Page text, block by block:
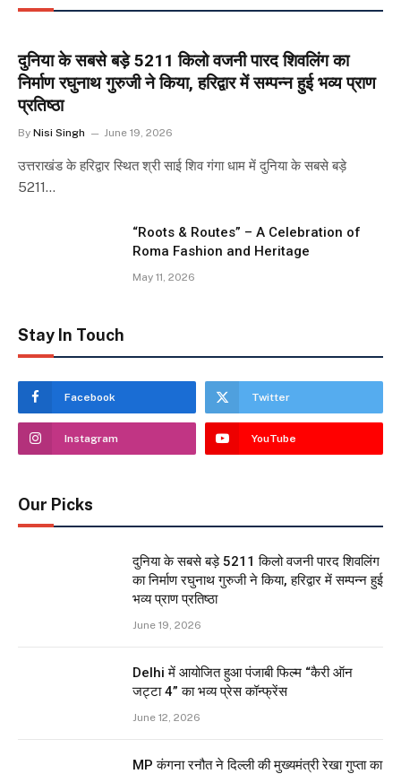
दुनिया के सबसे बड़े 5211 किलो वजनी पारद शिवलिंग का
निर्माण रघुनाथ गुरुजी ने किया, हरिद्वार में सम्पन्न हुई भव्य प्राण
प्रतिष्ठा
By Nisi Singh June 19, 2026
उत्तराखंड के हरिद्वार स्थित श्री साई शिव गंगा धाम में दुनिया के सबसे बड़े
5211…
“Roots & Routes” – A Celebration of
Roma Fashion and Heritage
May 11, 2026
Stay In Touch
Facebook Twitter
Instagram YouTube
Our Picks
दुनिया के सबसे बड़े 5211 किलो वजनी पारद शिवलिंग
का निर्माण रघुनाथ गुरुजी ने किया, हरिद्वार में सम्पन्न हुई
भव्य प्राण प्रतिष्ठा
June 19, 2026
Delhi में आयोजित हुआ पंजाबी फिल्म “कैरी ऑन
जट्टा 4” का भव्य प्रेस कॉन्फ्रेंस
June 12, 2026
MP कंगना रनौत ने दिल्ली की मुख्यमंत्री रेखा गुप्ता का